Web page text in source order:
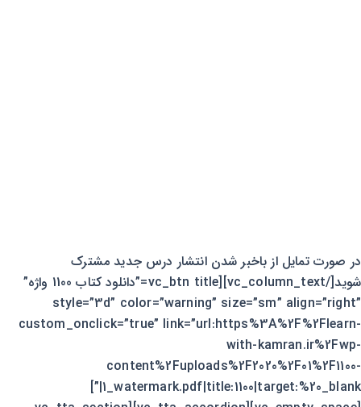
در صورت تمایل از باخبر شدن انتشار درس جدید مشترک
شوید[/vc_column_text][vc_btn title=”دانلود کتاب 1100 واژه”
style=”3d” color=”warning” size=”sm” align=”right”
custom_onclick=”true” link=”url:https%3A%2F%2Flearn-
with-kamran.ir%2Fwp-
content%2Fuploads%2F2020%2F01%2F1100-
1_watermark.pdf|title:1100|target:%20_blank|”]